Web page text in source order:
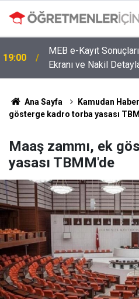
19:00
MEB e-Kayıt
Ekranı ve Nakil
Ana Sayfa Kamudan Haber
gösterge kadro torba yasası
Maaş zammı, ek
yasası TBMM'de